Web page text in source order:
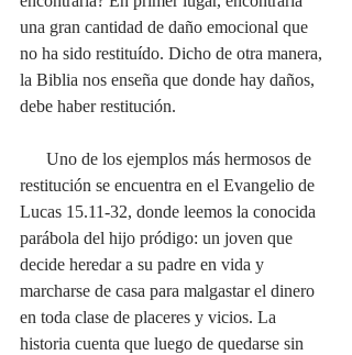
una gran cantidad de daño emocional que
no ha sido restituído. Dicho de otra manera,
la Biblia nos enseña que donde hay daños,
debe haber restitución.
restitución se encuentra en el Evangelio de
Lucas 15.11-32, donde leemos la conocida
parábola del hijo pródigo: un joven que
decide heredar a su padre en vida y
marcharse de casa para malgastar el dinero
en toda clase de placeres y vicios. La
historia cuenta que luego de quedarse sin